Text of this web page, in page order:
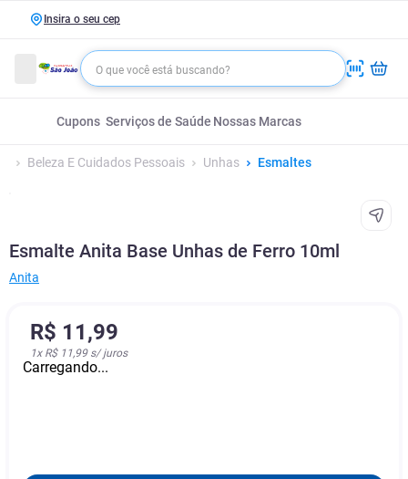
Insira o seu cep
Cupons Serviços de Saúde Nossas Marcas
Beleza E Cuidados Pessoais Unhas Esmaltes
Esmalte Anita Base Unhas de Ferro 10ml
Anita
R$ 11,99
1x R$ 11,99s/ juros
Carregando...